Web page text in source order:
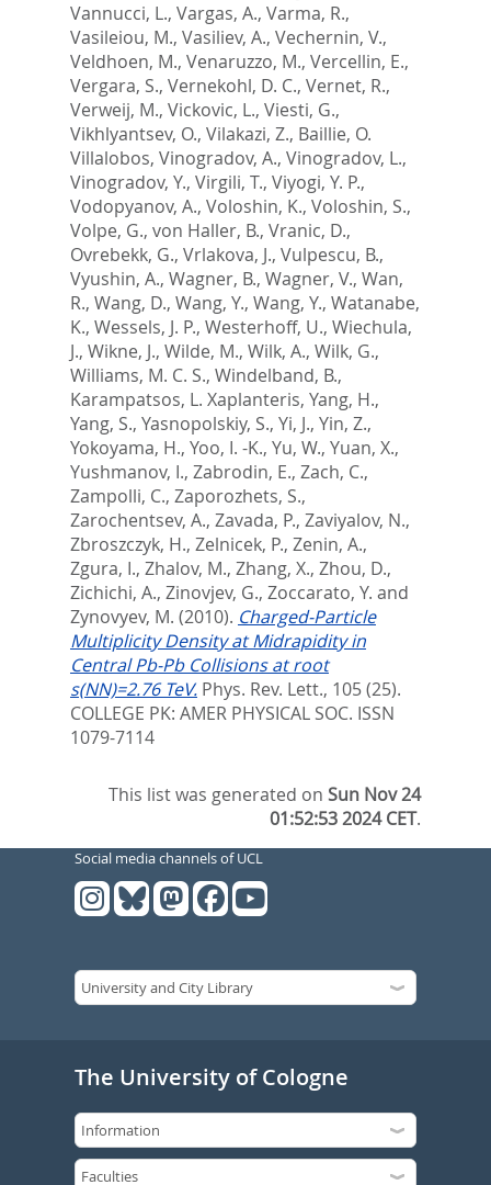
Vannucci, L., Vargas, A., Varma, R.,
Vasileiou, M., Vasiliev, A., Vechernin, V.,
Veldhoen, M., Venaruzzo, M., Vercellin, E.,
Vergara, S., Vernekohl, D. C., Vernet, R.,
Verweij, M., Vickovic, L., Viesti, G.,
Vikhlyantsev, O., Vilakazi, Z., Baillie, O.
Villalobos, Vinogradov, A., Vinogradov, L.,
Vinogradov, Y., Virgili, T., Viyogi, Y. P.,
Vodopyanov, A., Voloshin, K., Voloshin, S.,
Volpe, G., von Haller, B., Vranic, D.,
Ovrebekk, G., Vrlakova, J., Vulpescu, B.,
Vyushin, A., Wagner, B., Wagner, V., Wan,
R., Wang, D., Wang, Y., Wang, Y., Watanabe,
K., Wessels, J. P., Westerhoff, U., Wiechula,
J., Wikne, J., Wilde, M., Wilk, A., Wilk, G.,
Williams, M. C. S., Windelband, B.,
Karampatsos, L. Xaplanteris, Yang, H.,
Yang, S., Yasnopolskiy, S., Yi, J., Yin, Z.,
Yokoyama, H., Yoo, I. -K., Yu, W., Yuan, X.,
Yushmanov, I., Zabrodin, E., Zach, C.,
Zampolli, C., Zaporozhets, S.,
Zarochentsev, A., Zavada, P., Zaviyalov, N.,
Zbroszczyk, H., Zelnicek, P., Zenin, A.,
Zgura, I., Zhalov, M., Zhang, X., Zhou, D.,
Zichichi, A., Zinovjev, G., Zoccarato, Y. and
Zynovyev, M. (2010). Charged-Particle
Multiplicity Density at Midrapidity in
Central Pb-Pb Collisions at root
s(NN)=2.76 TeV. Phys. Rev. Lett., 105 (25).
COLLEGE PK: AMER PHYSICAL SOC. ISSN
1079-7114
This list was generated onSun Nov 24
01:52:53 2024 CET.
Social media channels of UCL
The University of Cologne